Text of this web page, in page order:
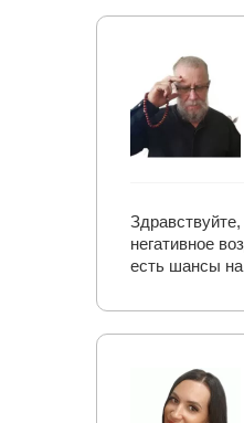
негативное
есть шансы